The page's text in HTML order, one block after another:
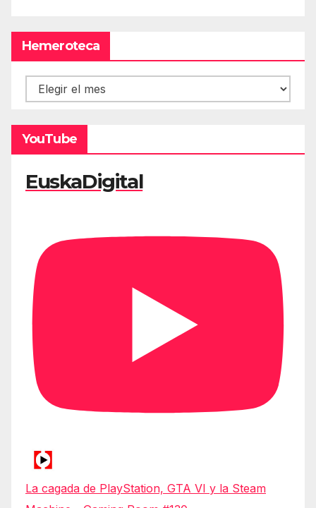
Hemeroteca
Hemeroteca
YouTube
EuskaDigital
La cagada de PlayStation, GTA VI y la Steam